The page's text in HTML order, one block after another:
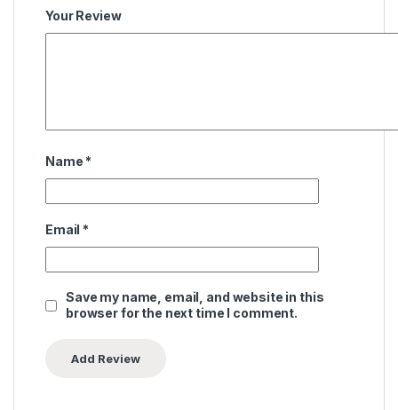
Your Review
Name *
Email *
Save my name, email, and website in this
browser for the next time I comment.